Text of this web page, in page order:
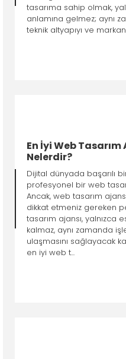
tasarıma sahip olmak,
anlamına gelmez; aynı
teknik altyapıyı ve
En İyi Web
Nelerdir?
Dijital dünyada başarılı
profesyonel bir web
Ancak, web tasarım
dikkat etmeniz gereken
tasarım ajansı, yalnızca
kalmaz, aynı zamanda
ulaşmasını sağlayacak
en iyi web t...